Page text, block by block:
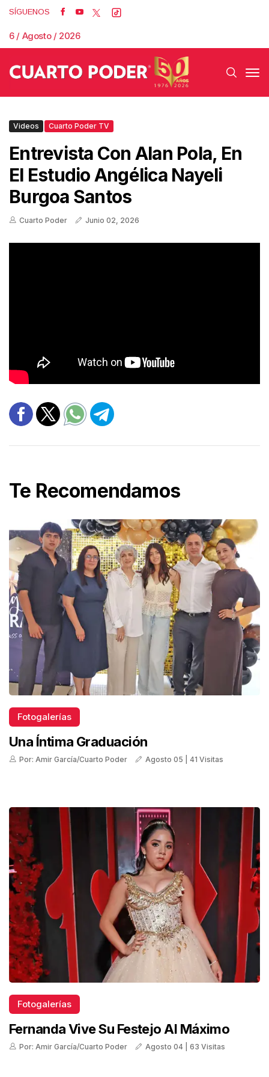
SÍGUENOS
6 / Agosto / 2026
Videos Cuarto Poder TV
Entrevista Con Alan Pola, En
El Estudio Angélica Nayeli
Burgoa Santos
Cuarto Poder Junio 02, 2026
Te Recomendamos
Fotogalerías
Una Íntima Graduación
Por: Amir García/Cuarto Poder Agosto 05 | 41 Visitas
Fotogalerías
Fernanda Vive Su Festejo Al Máximo
Por: Amir García/Cuarto Poder Agosto 04 | 63 Visitas